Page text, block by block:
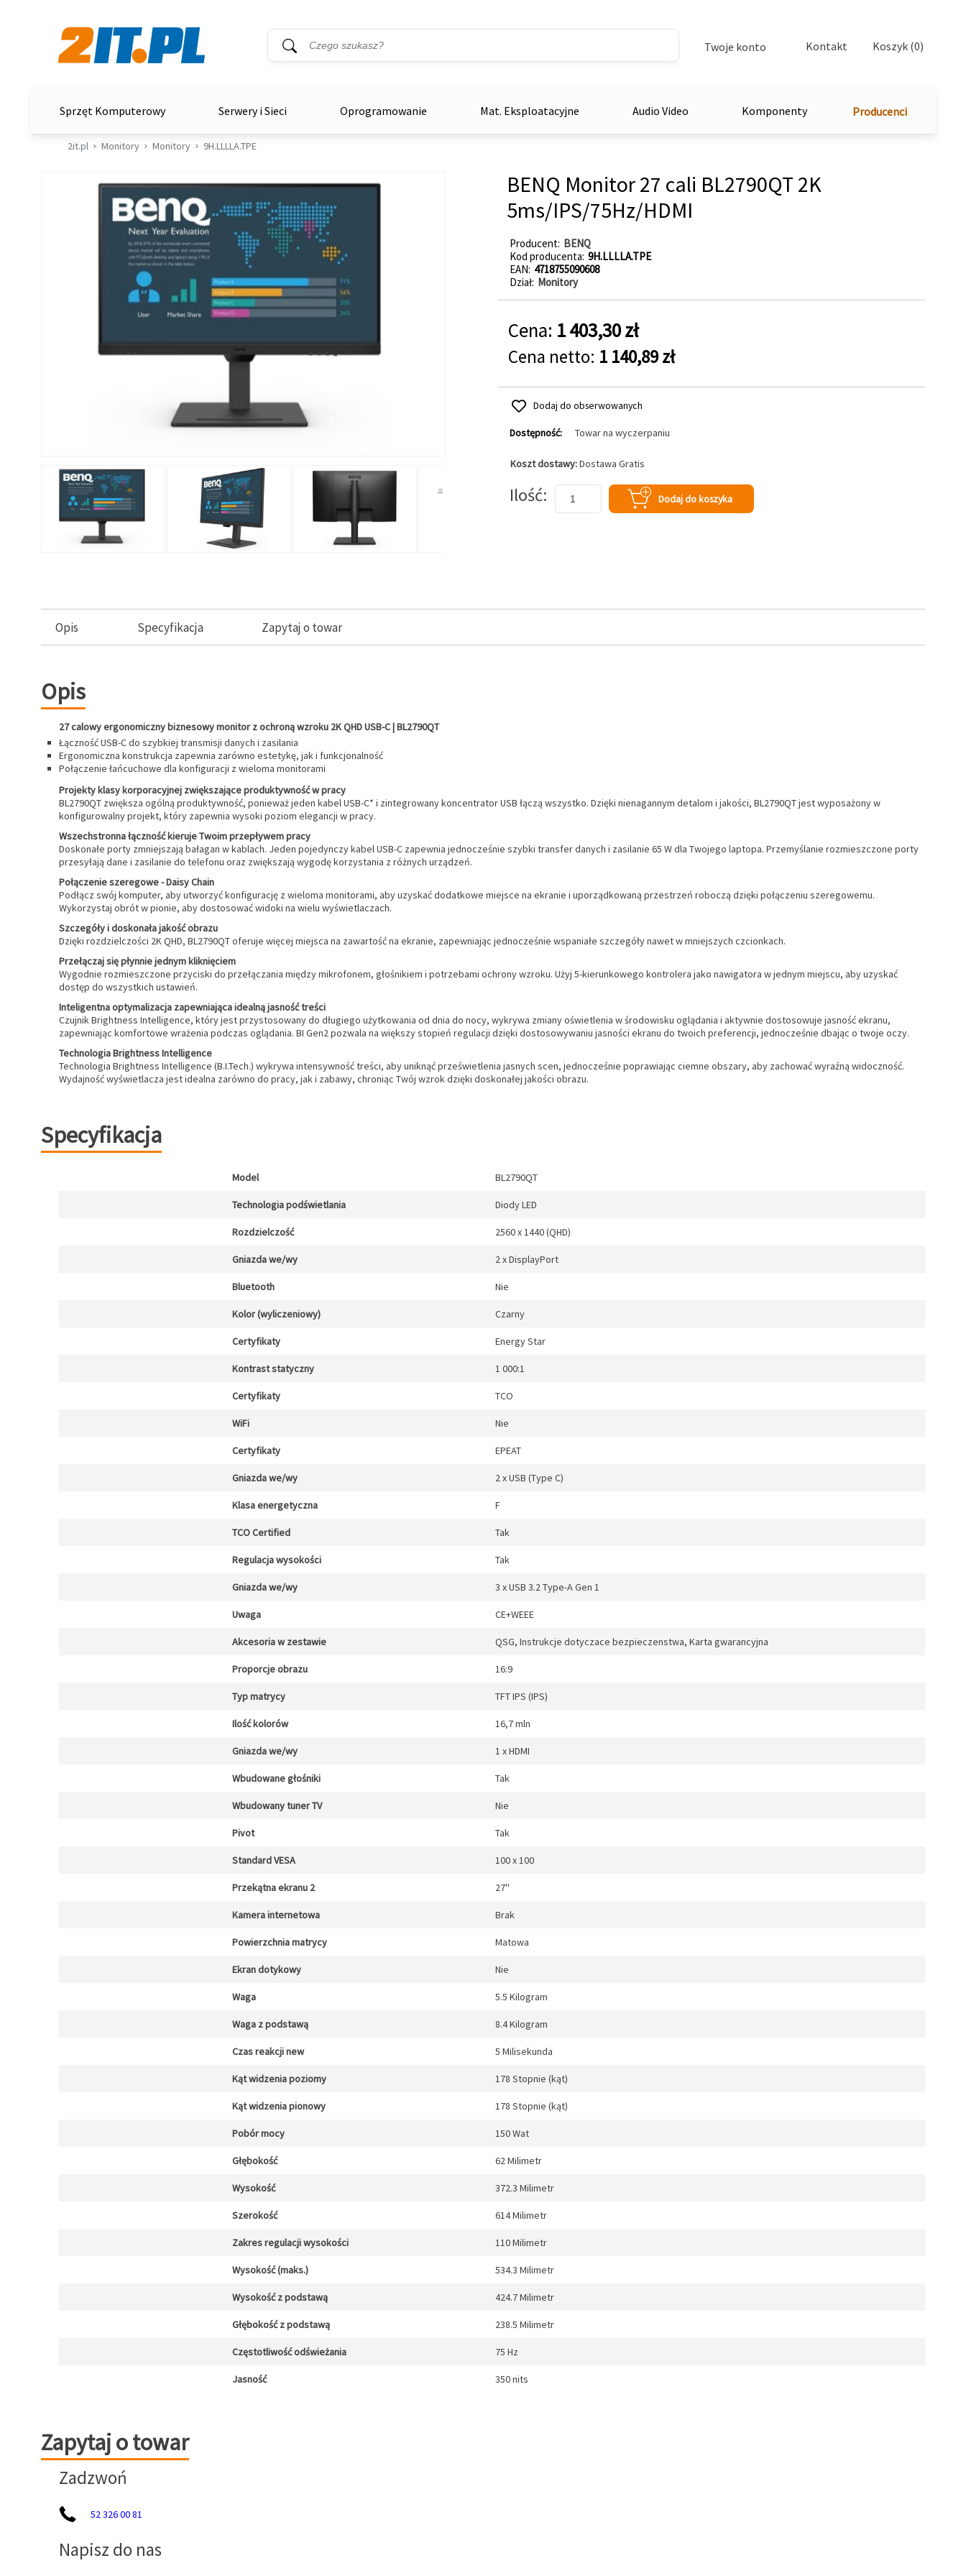
Wyszukiwarka
Słowo kluczowe
Twoje konto Kontakt Koszyk (0)
Sprzęt Komputerowy Serwery i Sieci Oprogramowanie Mat. Eksploatacyjne Audio Video Komponenty Producenci
2it.pl Monitory Monitory 9H.LLLLA.TPE
BENQ Monitor 27 cali BL2790QT 2K
5ms/IPS/75Hz/HDMI
Producent BENQ
Kod producenta 9H.LLLLA.TPE
EAN 4718755090608
Dział Monitory
Cena: 1 403,30 zł
Cena netto: 1 140,89 zł
Dodaj do obserwowanych
Dostępność: Towar na wyczerpaniu
Koszt dostawy:Dostawa Gratis
Ilość Dodaj do koszyka
Opis Specyfikacja Zapytaj o towar
Opis
27 calowy ergonomiczny biznesowy monitor z ochroną wzroku 2K QHD USB-C | BL2790QT
Łączność USB-C do szybkiej transmisji danych i zasilania
Ergonomiczna konstrukcja zapewnia zarówno estetykę, jak i funkcjonalność
Połączenie łańcuchowe dla konfiguracji z wieloma monitorami
Projekty klasy korporacyjnej zwiększające produktywność w pracy
BL2790QT zwiększa ogólną produktywność, ponieważ jeden kabel USB-C* i zintegrowany koncentrator USB łączą wszystko. Dzięki nienagannym detalom i jakości, BL2790QT jest wyposażony w
konfigurowalny projekt, który zapewnia wysoki poziom elegancji w pracy.
Wszechstronna łączność kieruje Twoim przepływem pracy
Doskonałe porty zmniejszają bałagan w kablach. Jeden pojedynczy kabel USB-C zapewnia jednocześnie szybki transfer danych i zasilanie 65 W dla Twojego laptopa. Przemyślanie rozmieszczone porty
przesyłają dane i zasilanie do telefonu oraz zwiększają wygodę korzystania z różnych urządzeń.
Połączenie szeregowe - Daisy Chain
Podłącz swój komputer, aby utworzyć konfigurację z wieloma monitorami, aby uzyskać dodatkowe miejsce na ekranie i uporządkowaną przestrzeń roboczą dzięki połączeniu szeregowemu.
Wykorzystaj obrót w pionie, aby dostosować widoki na wielu wyświetlaczach.
Szczegóły i doskonała jakość obrazu
Dzięki rozdzielczości 2K QHD, BL2790QT oferuje więcej miejsca na zawartość na ekranie, zapewniając jednocześnie wspaniałe szczegóły nawet w mniejszych czcionkach.
Przełączaj się płynnie jednym kliknięciem
Wygodnie rozmieszczone przyciski do przełączania między mikrofonem, głośnikiem i potrzebami ochrony wzroku. Użyj 5-kierunkowego kontrolera jako nawigatora w jednym miejscu, aby uzyskać
dostęp do wszystkich ustawień.
Inteligentna optymalizacja zapewniająca idealną jasność treści
Czujnik Brightness Intelligence, który jest przystosowany do długiego użytkowania od dnia do nocy, wykrywa zmiany oświetlenia w środowisku oglądania i aktywnie dostosowuje jasność ekranu,
zapewniając komfortowe wrażenia podczas oglądania. BI Gen2 pozwala na większy stopień regulacji dzięki dostosowywaniu jasności ekranu do twoich preferencji, jednocześnie dbając o twoje oczy.
Technologia Brightness Intelligence
Technologia Brightness Intelligence (B.I.Tech.) wykrywa intensywność treści, aby uniknąć prześwietlenia jasnych scen, jednocześnie poprawiając ciemne obszary, aby zachować wyraźną widoczność.
Wydajność wyświetlacza jest idealna zarówno do pracy, jak i zabawy, chroniąc Twój wzrok dzięki doskonałej jakości obrazu.
Specyfikacja
Model BL2790QT
Technologia podświetlania Diody LED
Rozdzielczość 2560 x 1440 (QHD)
Gniazda we/wy 2 x DisplayPort
Bluetooth Nie
Kolor (wyliczeniowy) Czarny
Certyfikaty Energy Star
Kontrast statyczny 1 000:1
Certyfikaty TCO
WiFi Nie
Certyfikaty EPEAT
Gniazda we/wy 2 x USB (Type C)
Klasa energetyczna F
TCO Certified Tak
Regulacja wysokości Tak
Gniazda we/wy 3 x USB 3.2 Type-A Gen 1
Uwaga CE+WEEE
Akcesoria w zestawie QSG, Instrukcje dotyczace bezpieczenstwa, Karta gwarancyjna
Proporcje obrazu 16:9
Typ matrycy TFT IPS (IPS)
Ilość kolorów 16,7 mln
Gniazda we/wy 1 x HDMI
Wbudowane głośniki Tak
Wbudowany tuner TV Nie
Pivot Tak
Standard VESA 100 x 100
Przekątna ekranu 2 27''
Kamera internetowa Brak
Powierzchnia matrycy Matowa
Ekran dotykowy Nie
Waga 5.5 Kilogram
Waga z podstawą 8.4 Kilogram
Czas reakcji new 5 Milisekunda
Kąt widzenia poziomy 178 Stopnie (kąt)
Kąt widzenia pionowy 178 Stopnie (kąt)
Pobór mocy 150 Wat
Głębokość 62 Milimetr
Wysokość 372.3 Milimetr
Szerokość 614 Milimetr
Zakres regulacji wysokości 110 Milimetr
Wysokość (maks.) 534.3 Milimetr
Wysokość z podstawą 424.7 Milimetr
Głębokość z podstawą 238.5 Milimetr
Częstotliwość odświeżania 75 Hz
Jasność 350 nits
Zapytaj o towar
Zapytaj o towar
Zadzwoń
52 326 00 81
Napisz do nas